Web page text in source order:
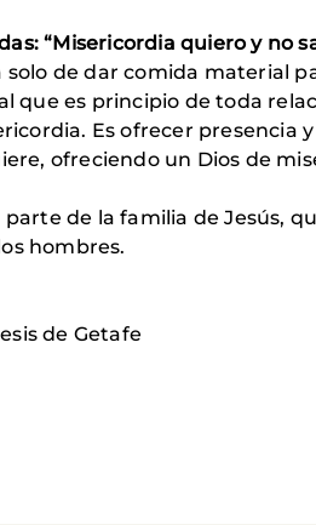
“Misericordia quiero y no
solo de dar comida material
que es principio de toda
Es ofrecer presencia
ofreciendo un Dios de
de la familia de Jesús,
hombres.
de Getafe